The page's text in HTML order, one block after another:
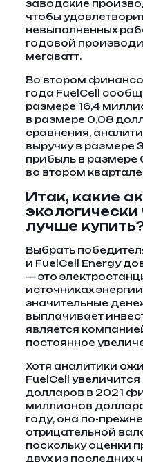
заводские
чтобы
невыполненных
годовой
мегаватт.
Во втором
года FuelCell
размере 16,4
в размере 0,08
сравнения,
выручку в размере
прибыль в размере
во втором
Итак, какие
экологически
лучше
Выбрать
и FuelCell Energy
— это
источниках
значительные
выплачивает
является
постоянное
Хотя аналитики
FuelCell
долларов в 2021
миллионов
году, она по-
отрицательной
поскольку оценки
двух из последних